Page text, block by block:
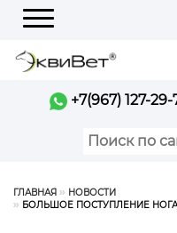
Меню
+7(967) 127-29-
ГЛАВНАЯ
НОВОСТИ
БОЛЬШОЕ ПОСТУПЛЕНИЕ